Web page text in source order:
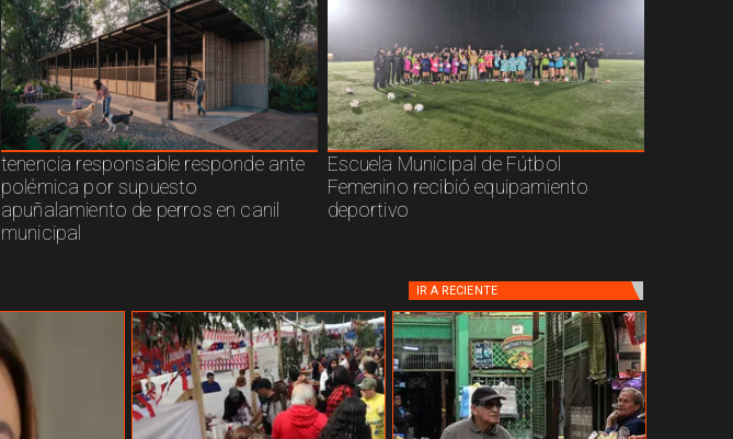
tenencia responsable responde ante
polémica por supuesto
apuñalamiento de perros en canil
municipal
Escuela Municipal de Fútbol
Femenino recibió equipamiento
deportivo
IR A RECIENTE